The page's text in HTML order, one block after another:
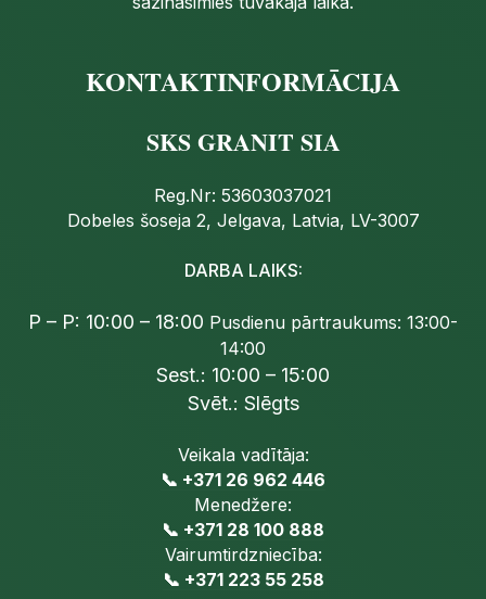
KONTAKTINFORMĀCIJA
SKS GRANIT SIA
Reg.Nr: 53603037021
Dobeles šoseja 2, Jelgava, Latvia, LV-3007
DARBA LAIKS:
P – P: 10:00 – 18:00 Pusdienu pārtraukums: 13:00-
14:00
Sest.: 10:00 – 15:00
Svēt.: Slēgts
Veikala vadītāja:
📞 +371 26 962 446
Menedžere:
📞 +371 28 100 888
Vairumtirdzniecība:
📞 +371 223 55 258